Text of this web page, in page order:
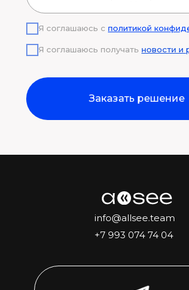
Я соглашаюсь с политикой
Я соглашаюсь получать новости и
Заказать решение
+7 993 074 74 04
info@allsee.team